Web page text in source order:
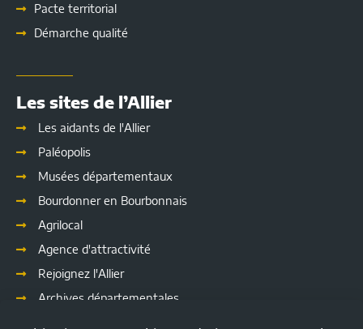
Pacte territorial
Démarche qualité
Les sites de l’Allier
Les aidants de l'Allier
Paléopolis
Musées départementaux
Bourdonner en Bourbonnais
Agrilocal
Agence d'attractivité
Rejoignez l'Allier
Archives départementales